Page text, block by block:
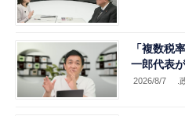
「複数税
一郎代表
2026/8/7 .